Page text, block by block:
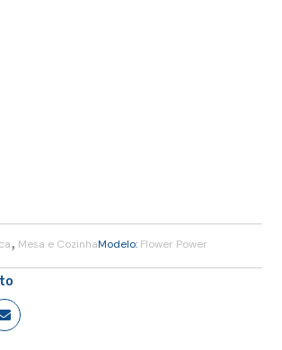
, Mesa e CozinhaModelo: Flower Power